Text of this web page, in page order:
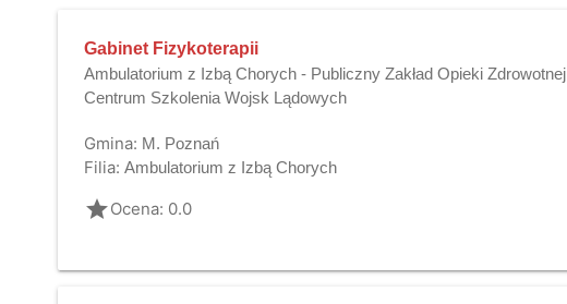
Gabinet Fizykoterapii
Ambulatorium z Izbą Chorych - Publiczny Zakład Opieki Zdrowotnej
Centrum Szkolenia Wojsk Lądowych
Gmina: M. Poznań
Filia: Ambulatorium z Izbą Chorych
gradeOcena: 0.0